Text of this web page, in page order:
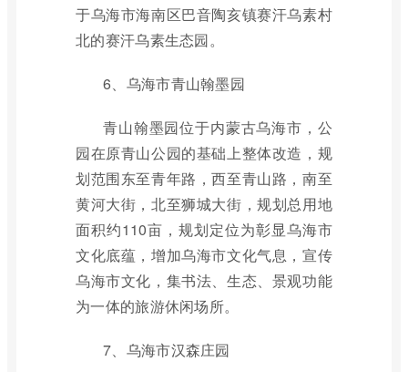
于乌海市海南区巴音陶亥镇赛汗乌素村
北的赛汗乌素生态园。
6、乌海市青山翰墨园
青山翰墨园位于内蒙古乌海市，公
园在原青山公园的基础上整体改造，规
划范围东至青年路，西至青山路，南至
黄河大街，北至狮城大街，规划总用地
面积约110亩，规划定位为彰显乌海市
文化底蕴，增加乌海市文化气息，宣传
乌海市文化，集书法、生态、景观功能
为一体的旅游休闲场所。
7、乌海市汉森庄园